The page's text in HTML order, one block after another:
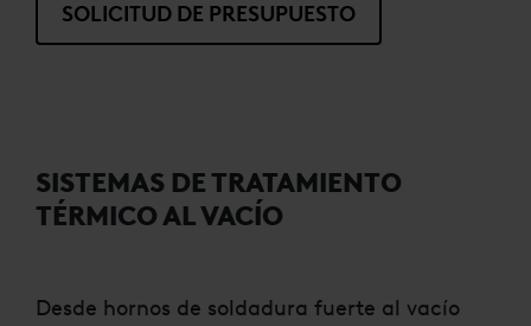
SOLICITUD DE PRESUPUESTO
SISTEMAS DE TRATAMIENTO
TÉRMICO AL VACÍO
Desde hornos de soldadura fuerte al vacío